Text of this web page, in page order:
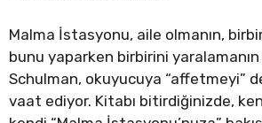
Malma İstasyonu, aile olmanın,
bunu yaparken birbirini
Schulman, okuyucuya “affetmeyi”
vaat ediyor. Kitabı bitirdiğinizde,